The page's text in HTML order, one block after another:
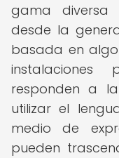
gama diversa
desde la
basada en
instalaciones
responden a
utilizar el
medio de
pueden